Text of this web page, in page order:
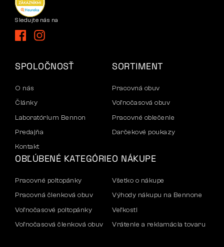
Sledujte nás na
SPOLOČNOSŤ
O nás
Články
Laboratórium Bennon
Predajňa
Kontakt
SORTIMENT
Pracovná obuv
Voľnočasová obuv
Pracovné oblečenie
Darčekové poukazy
OBĽÚBENÉ KATEGÓRIE
Pracovné poltopánky
Pracovná členková obuv
Voľnočasové poltopánky
Voľnočasová členková obuv
O NÁKUPE
Všetko o nákupe
Výhody nákupu na Bennone
Veľkosti
Vrátenie a reklamácia tovaru